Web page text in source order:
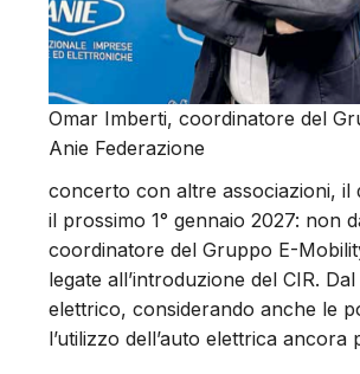
Omar Imberti, coordinatore del
Anie Federazione
concerto con altre associazioni, il
il prossimo 1° gennaio 2027: non
coordinatore del Gruppo E-
legate all’introduzione del CIR.
elettrico, considerando anche le
l’utilizzo dell’auto elettrica